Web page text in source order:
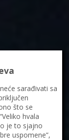
sarađivati sa
što se
hvala
je to sjajno
uspomene”,